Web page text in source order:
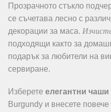
Прозрачното стъкло
се съчетава лесно с
декорации за маса.
подходящи както за
подарък за любители на
сервиране.
Изберете елегантни
Burgundy и внесете